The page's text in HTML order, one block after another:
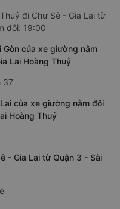
đi Chư Sê - Gia Lai từ
đôi: 19:00
của xe giường nằm
Lai Hoàng Thuỷ
37
của xe giường nằm đôi
Hoàng Thuỷ
- Gia Lai từ Quận 3 - Sài